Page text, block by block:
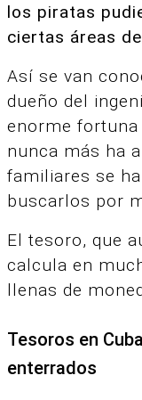
los piratas
ciertas áreas
Así se van
dueño del
enorme
nunca más ha
familiares se
buscarlos por
El tesoro, que
calcula en
llenas de
Tesoros en
enterrados